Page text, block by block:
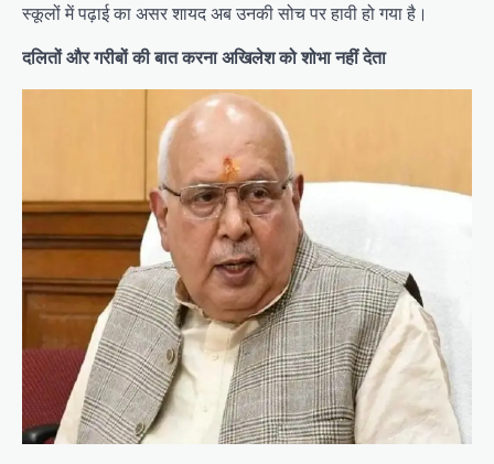
स्कूलों में पढ़ाई का असर शायद अब उनकी सोच पर हावी हो गया है।
दलितों और गरीबों की बात करना अखिलेश को शोभा नहीं देता